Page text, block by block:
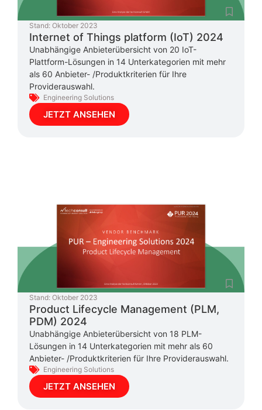
Stand: Oktober 2023
Internet of Things platform (IoT) 2024
Unabhängige Anbieterübersicht von 20 IoT-
Plattform-Lösungen in 14 Unterkategorien mit mehr
als 60 Anbieter- /Produktkriterien für Ihre
Providerauswahl.
Engineering Solutions
JETZT ANSEHEN
Stand: Oktober 2023
Product Lifecycle Management (PLM,
PDM) 2024
Unabhängige Anbieterübersicht von 18 PLM-
Lösungen in 14 Unterkategorien mit mehr als 60
Anbieter- /Produktkriterien für Ihre Providerauswahl.
Engineering Solutions
JETZT ANSEHEN